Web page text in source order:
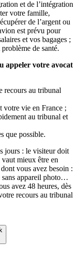
et de l’intégration
votre famille,
de l’argent ou
est prévu pour
et vos bagages ;
de santé.
appeler votre avocat
recours au tribunal
votre vie en France ;
au tribunal et
que possible.
jours : le visiteur doit
mieux être en
vous avez besoin :
sans appareil photo…
avez 48 heures, dès
recours au tribunal